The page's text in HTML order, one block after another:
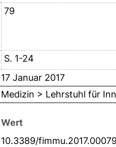
79
S. 1-24
17 Januar 2017
Medizin > Lehrstuhl für
Wert
10.3389/